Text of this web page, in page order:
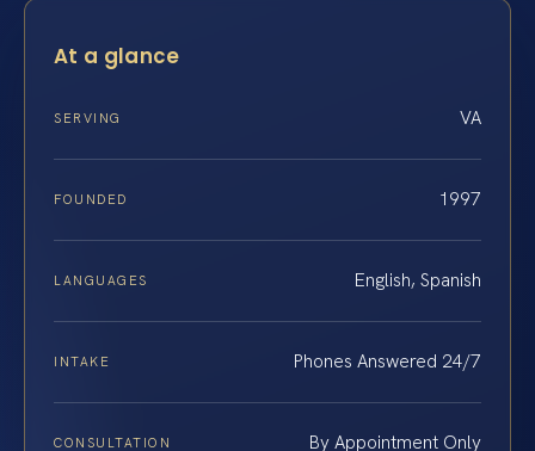
At a glance
SERVING VA
FOUNDED 1997
LANGUAGES English, Spanish
INTAKE Phones Answered 24/7
CONSULTATION By Appointment Only